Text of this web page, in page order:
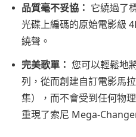
品質毫不妥協： 它繞過了
光碟上編碼的原始電影級
繞聲。
完美歌單： 您可以輕鬆地
列，從而創建自訂電影馬
集），而不會受到任何物
重現了索尼 Mega-